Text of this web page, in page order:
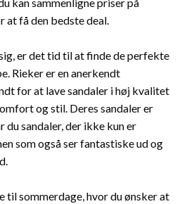
få den bedste deal.
er det tid til at finde de perfekte
Rieker er en anerkendt
for at lave sandaler i høj kvalitet
og stil. Deres sandaler er
du sandaler, der ikke kun er
som også ser fantastiske ud og
til sommerdage, hvor du ønsker at